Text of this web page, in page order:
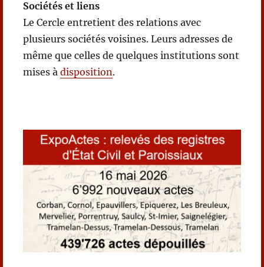
Sociétés et liens
Le Cercle entretient des relations avec
plusieurs sociétés voisines. Leurs adresses de
même que celles de quelques institutions sont
mises à disposition.